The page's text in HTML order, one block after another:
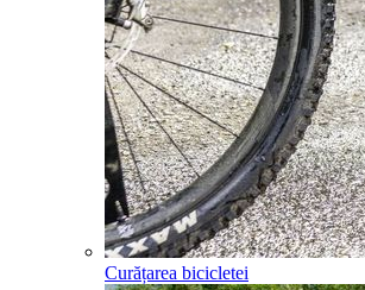
Curățarea bicicletei